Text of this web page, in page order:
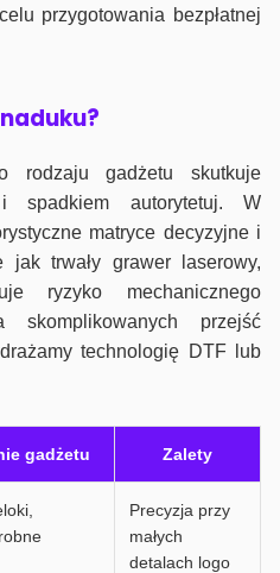
przygotowania bezpłatnej
rodzaju gadżetu skutkuje
spadkiem autorytetuj. W
matryce decyzyjne i
jak trwały grawer laserowy,
ryzyko mechanicznego
skomplikowanych przejść
technologię DTF lub
gadżetu Zalety
Precyzja przy
małych
detalach logo